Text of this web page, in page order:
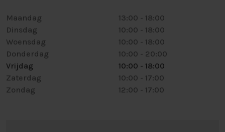
Maandag 13:00 - 18:00
Dinsdag
10:00 - 18:00
Woensdag
10:00 - 18:00
Donderdag
10:00 - 20:00
Vrijdag
10:00 - 18:00
Zaterdag
10:00 - 17:00
Zondag
12:00 - 17:00